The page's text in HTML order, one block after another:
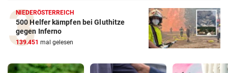
NIEDERÖSTERREICH
500 Helfer kämpfen bei Gluthitze
gegen Inferno
139.451 mal gelesen